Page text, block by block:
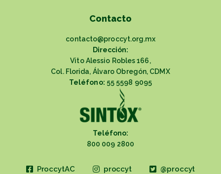
Contacto
contacto@proccyt.org.mx
Dirección:
Vito Alessio Robles 166,
Col. Florida, Álvaro Obregón, CDMX
Teléfono: 55 5598 9095
Teléfono:
800 009 2800
ProccytAC proccyt @proccyt